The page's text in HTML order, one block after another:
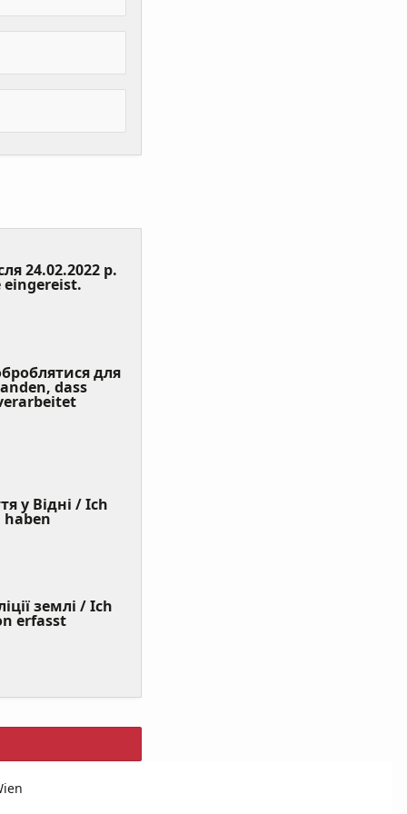
24.02.2022 р.
eingereist. (Value
для
dass
у Відні / Ich
(Value
землі / Ich
erfasst